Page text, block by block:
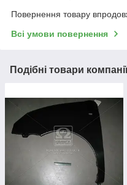
Повернення товару
Всі умови повернення
Подібні товари